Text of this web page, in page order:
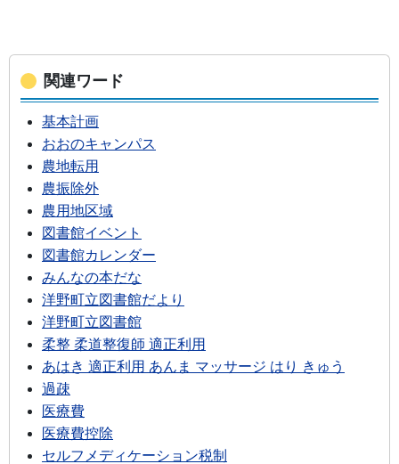
関連ワード
基本計画
おおのキャンパス
農地転用
農振除外
農用地区域
図書館イベント
図書館カレンダー
みんなの本だな
洋野町立図書館だより
洋野町立図書館
柔整 柔道整復師 適正利用
あはき 適正利用 あんま マッサージ はり きゅう
過疎
医療費
医療費控除
セルフメディケーション税制